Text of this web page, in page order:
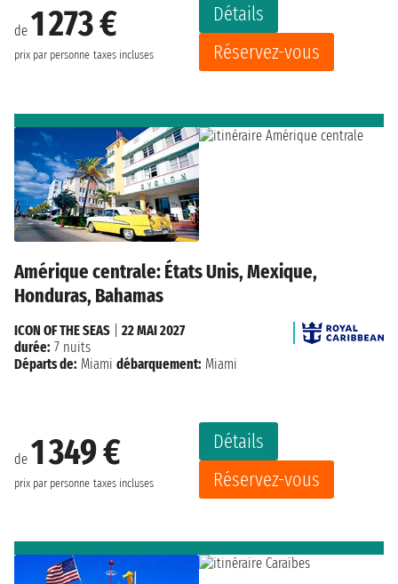
de 1 273 €
prix par personne taxes incluses
Détails
Réservez-vous
Amérique centrale: États Unis, Mexique,
Honduras, Bahamas
de 1 349 €
prix par personne taxes incluses
Détails
Réservez-vous
ICON OF THE SEAS
22 MAI 2027
durée: 7 nuits
Départs de: Miami débarquement: Miami